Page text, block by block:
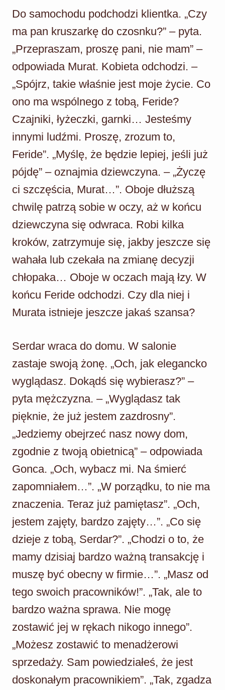
Do samochodu podchodzi klientka. „Czy
ma pan kruszarkę do czosnku?” – pyta.
„Przepraszam, proszę pani, nie mam” –
odpowiada Murat. Kobieta odchodzi. –
„Spójrz, takie właśnie jest moje życie. Co
ono ma wspólnego z tobą, Feride?
Czajniki, łyżeczki, garnki… Jesteśmy
innymi ludźmi. Proszę, zrozum to,
Feride”. „Myślę, że będzie lepiej, jeśli już
pójdę” – oznajmia dziewczyna. – „Życzę
ci szczęścia, Murat…”. Oboje dłuższą
chwilę patrzą sobie w oczy, aż w końcu
dziewczyna się odwraca. Robi kilka
kroków, zatrzymuje się, jakby jeszcze się
wahała lub czekała na zmianę decyzji
chłopaka… Oboje w oczach mają łzy. W
końcu Feride odchodzi. Czy dla niej i
Murata istnieje jeszcze jakaś szansa?
Serdar wraca do domu. W salonie
zastaje swoją żonę. „Och, jak elegancko
wyglądasz. Dokądś się wybierasz?” –
pyta mężczyzna. – „Wyglądasz tak
pięknie, że już jestem zazdrosny”.
„Jedziemy obejrzeć nasz nowy dom,
zgodnie z twoją obietnicą” – odpowiada
Gonca. „Och, wybacz mi. Na śmierć
zapomniałem…”. „W porządku, to nie ma
znaczenia. Teraz już pamiętasz”. „Och,
jestem zajęty, bardzo zajęty…”. „Co się
dzieje z tobą, Serdar?”. „Chodzi o to, że
mamy dzisiaj bardzo ważną transakcję i
muszę być obecny w firmie…”. „Masz od
tego swoich pracowników!”. „Tak, ale to
bardzo ważna sprawa. Nie mogę
zostawić jej w rękach nikogo innego”.
„Możesz zostawić to menadżerowi
sprzedaży. Sam powiedziałeś, że jest
doskonałym pracownikiem”. „Tak, zgadza